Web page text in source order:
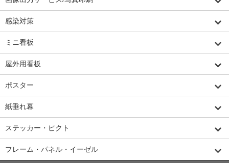
感染対策
ミニ看板
屋外用看板
ポスター
紙垂れ幕
ステッカー・ピクト
フレーム・パネル・イーゼル